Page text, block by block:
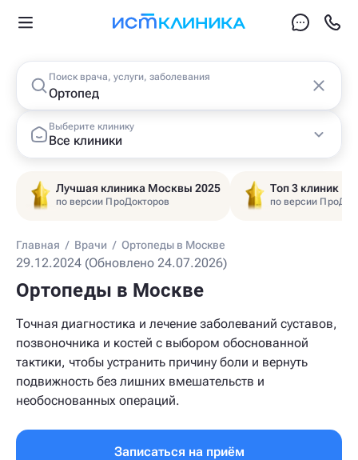
Поиск врача, услуги, заболевания
Выберите клинику
Все клиники
Лучшая клиника Москвы 2025
по версии ПроДокторов
Топ 3 клиник
по версии
Главная / Врачи / Ортопеды в Москве
29.12.2024 (Обновлено 24.07.2026)
Ортопеды в Москве
Точная диагностика и лечение заболеваний суставов,
позвоночника и костей с выбором обоснованной
тактики, чтобы устранить причину боли и вернуть
подвижность без лишних вмешательств и
необоснованных операций.
Записаться на приём